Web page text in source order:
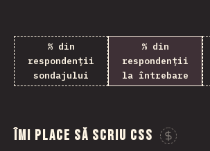
% din
respondenții
sondajului
% din
respondenții
la întrebare
Îmi place să scriu CSS